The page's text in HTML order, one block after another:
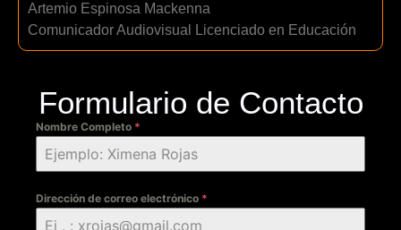
Artemio Espinosa Mackenna
Comunicador Audiovisual Licenciado en Educación
Formulario de Contacto
Nombre Completo *
Dirección de correo electrónico *